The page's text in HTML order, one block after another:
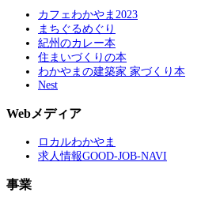
カフェわかやま2023
まちぐるめぐり
紀州のカレー本
住まいづくりの本
わかやまの建築家 家づくり本
Nest
Webメディア
ロカルわかやま
求人情報GOOD-JOB-NAVI
事業